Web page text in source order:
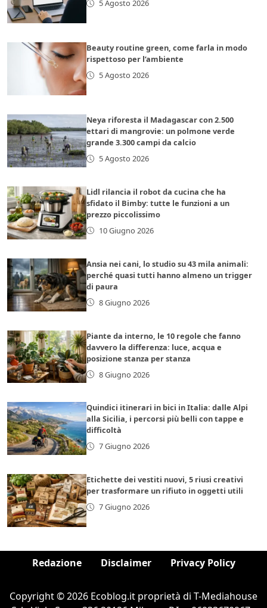
5 Agosto 2026
Beauty routine green, come farla in modo
rispettoso per l’ambiente
5 Agosto 2026
Neya riforesta il Madagascar con 2.500
ettari di mangrovie: un polmone verde
grande 3.300 campi da calcio
5 Agosto 2026
Lidl rilancia il robot da cucina che ha
sfidato il Bimby: tutte le funzioni a un
prezzo piccolissimo
10 Giugno 2026
Ansia nei cani, lo studio su 43 mila animali:
perché quasi tutti hanno almeno un trigger
di paura
8 Giugno 2026
Piante da interno, le 10 regole che fanno
davvero la differenza: luce, acqua e
posizione stanza per stanza
8 Giugno 2026
Quindici itinerari in bici in Italia: dalle Alpi
alla Sicilia, i percorsi più belli con tappe e
difficoltà
7 Giugno 2026
Etichette dei vestiti nuovi, 5 riusi creativi
per trasformare un rifiuto in oggetti utili
7 Giugno 2026
Redazione Disclaimer Privacy Policy
Copyright © 2026 Ecoblog.it proprietà di T-Mediahouse